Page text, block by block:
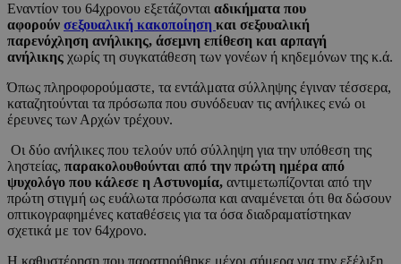
Εναντίον του 64χρονου εξετάζονται αδικήματα που
αφορούν σεξουαλική κακοποίηση και σεξουαλική
παρενόχληση ανήλικης, άσεμνη επίθεση και αρπαγή
ανήλικης χωρίς τη συγκατάθεση των γονέων ή κηδεμόνων της κ.ά.
Όπως πληροφορούμαστε, τα εντάλματα σύλληψης έγιναν τέσσερα,
καταζητούνται τα πρόσωπα που συνόδευαν τις ανήλικες ενώ οι
έρευνες των Αρχών τρέχουν.
Οι δύο ανήλικες που τελούν υπό σύλληψη για την υπόθεση της
ληστείας, παρακολουθούνται από την πρώτη ημέρα από
ψυχολόγο που κάλεσε η Αστυνομία, αντιμετωπίζονται από την
πρώτη στιγμή ως ευάλωτα πρόσωπα και αναμένεται ότι θα δώσουν
οπτικογραφημένες καταθέσεις για τα όσα διαδραματίστηκαν
σχετικά με τον 64χρονο.
Η καθυστέρηση που παρατηρήθηκε μέχρι σήμερα για την εξέλιξη